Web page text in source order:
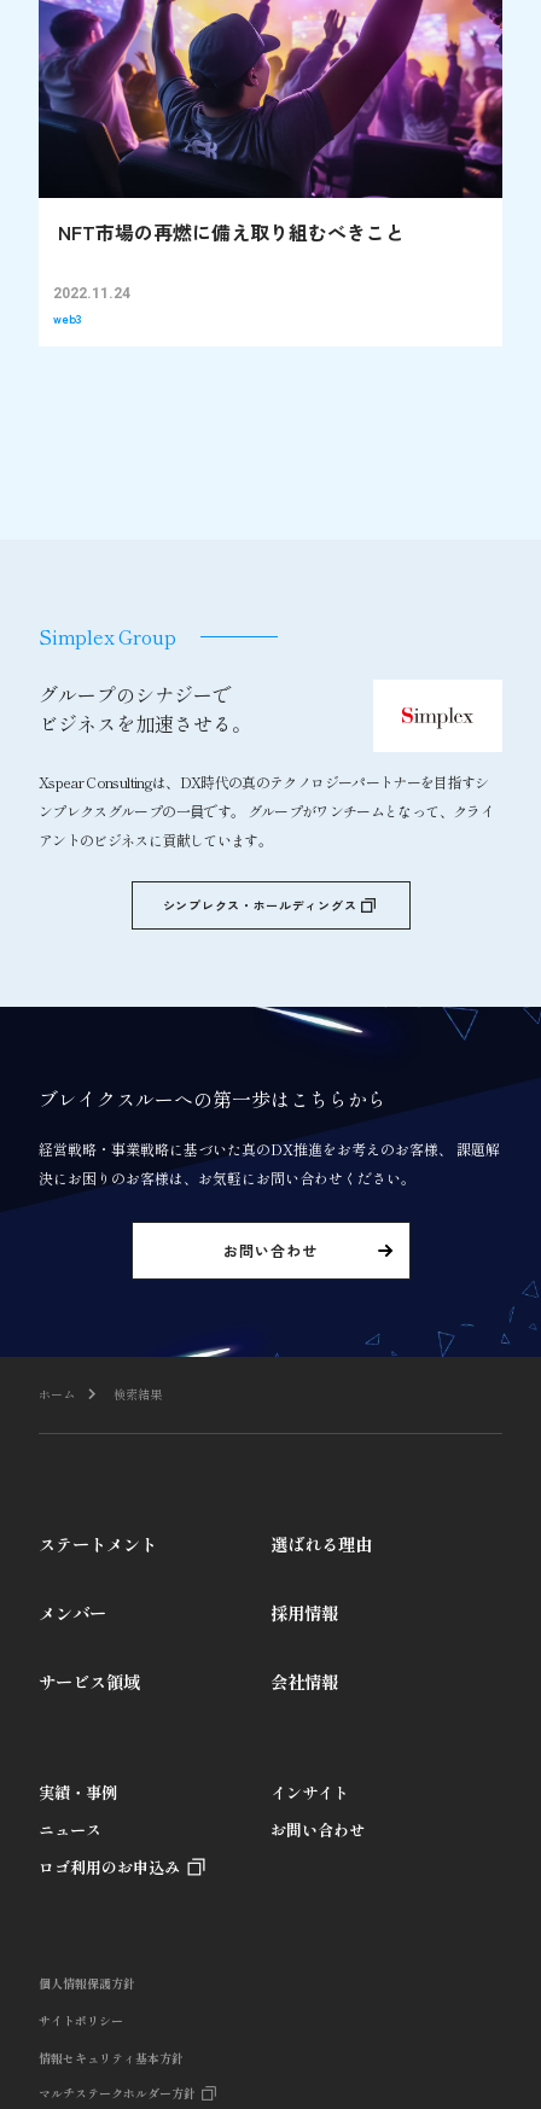
NFT市場の再燃に備え取り組むべきこと
2022.11.24
web3
Simplex Group
グループのシナジーで
ビジネスを加速させる。
Xspear Consultingは、DX時代の真のテクノロジーパートナーを目指すシ
ンプレクスグループの一員です。 グループがワンチームとなって、クライ
アントのビジネスに貢献しています。
シンプレクス・ホールディングス
ブレイクスルーへの第一歩はこちらから
経営戦略・事業戦略に基づいた真のDX推進をお考えのお客様、 課題解
決にお困りのお客様は、お気軽にお問い合わせください。
お問い合わせ
ホーム 検索結果
ステートメント 選ばれる理由
メンバー 採用情報
サービス領域 会社情報
実績・事例
インサイト
ニュース
お問い合わせ
ロゴ利用のお申込み
個人情報保護方針
サイトポリシー
情報セキュリティ基本方針
マルチステークホルダー方針